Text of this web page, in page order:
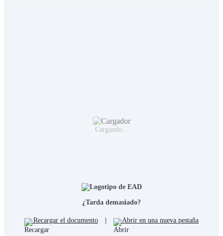
Cargando...
¿Tarda demasiado?
Recargar el documento Abrir en una nueva pestaña